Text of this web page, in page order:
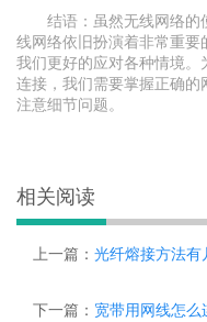
结语：虽然无线网络的
线网络依旧扮演着非常重
我们更好的应对各种情境
连接，我们需要掌握正确的
注意细节问题。
相关阅读
上一篇： 光纤熔接方法有
下一篇： 宽带用网线怎么